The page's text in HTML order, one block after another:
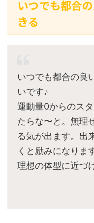
いつでも都合
きる
いつでも都合の良
いです♪
運動量0からのス
たらな〜と。無理
る気が出ます。出
くと励みになりま
理想の体型に近づ